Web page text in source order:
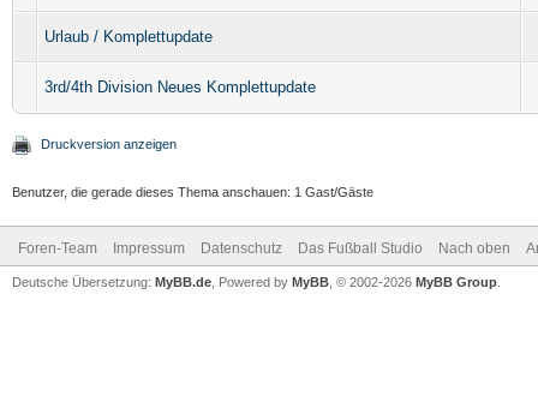
Urlaub / Komplettupdate
3rd/4th Division Neues Komplettupdate
Druckversion anzeigen
Benutzer, die gerade dieses Thema anschauen: 1 Gast/Gäste
Foren-Team Impressum Datenschutz Das Fußball Studio Nach oben
Deutsche Übersetzung: MyBB.de , Powered by MyBB , © 2002-2026 MyBB Group